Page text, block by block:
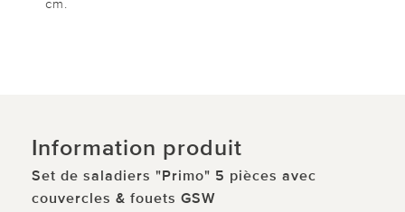
cm.
Information produit
Set de saladiers "Primo" 5 pièces avec
couvercles & fouets GSW